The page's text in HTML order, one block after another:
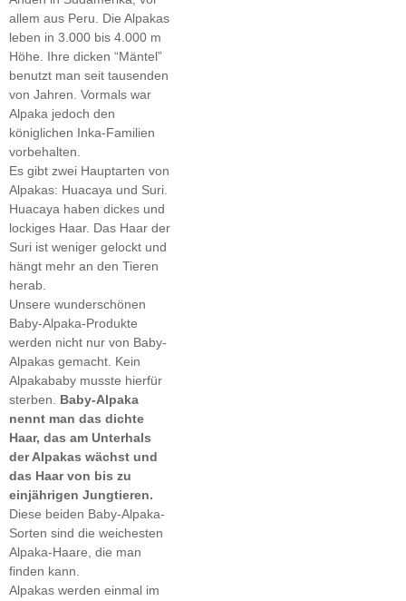
allem aus Peru. Die Alpakas
leben in 3.000 bis 4.000 m
Höhe. Ihre dicken “Mäntel”
benutzt man seit tausenden
von Jahren. Vormals war
Alpaka jedoch den
königlichen Inka-Familien
vorbehalten.
Es gibt zwei Hauptarten von
Alpakas: Huacaya und Suri.
Huacaya haben dickes und
lockiges Haar. Das Haar der
Suri ist weniger gelockt und
hängt mehr an den Tieren
herab.
Unsere wunderschönen
Baby-Alpaka-Produkte
werden nicht nur von Baby-
Alpakas gemacht. Kein
Alpakababy musste hierfür
sterben. Baby-Alpaka
nennt man das dichte
Haar, das am Unterhals
der Alpakas wächst und
das Haar von bis zu
einjährigen Jungtieren.
Diese beiden Baby-Alpaka-
Sorten sind die weichesten
Alpaka-Haare, die man
finden kann.
Alpakas werden einmal im